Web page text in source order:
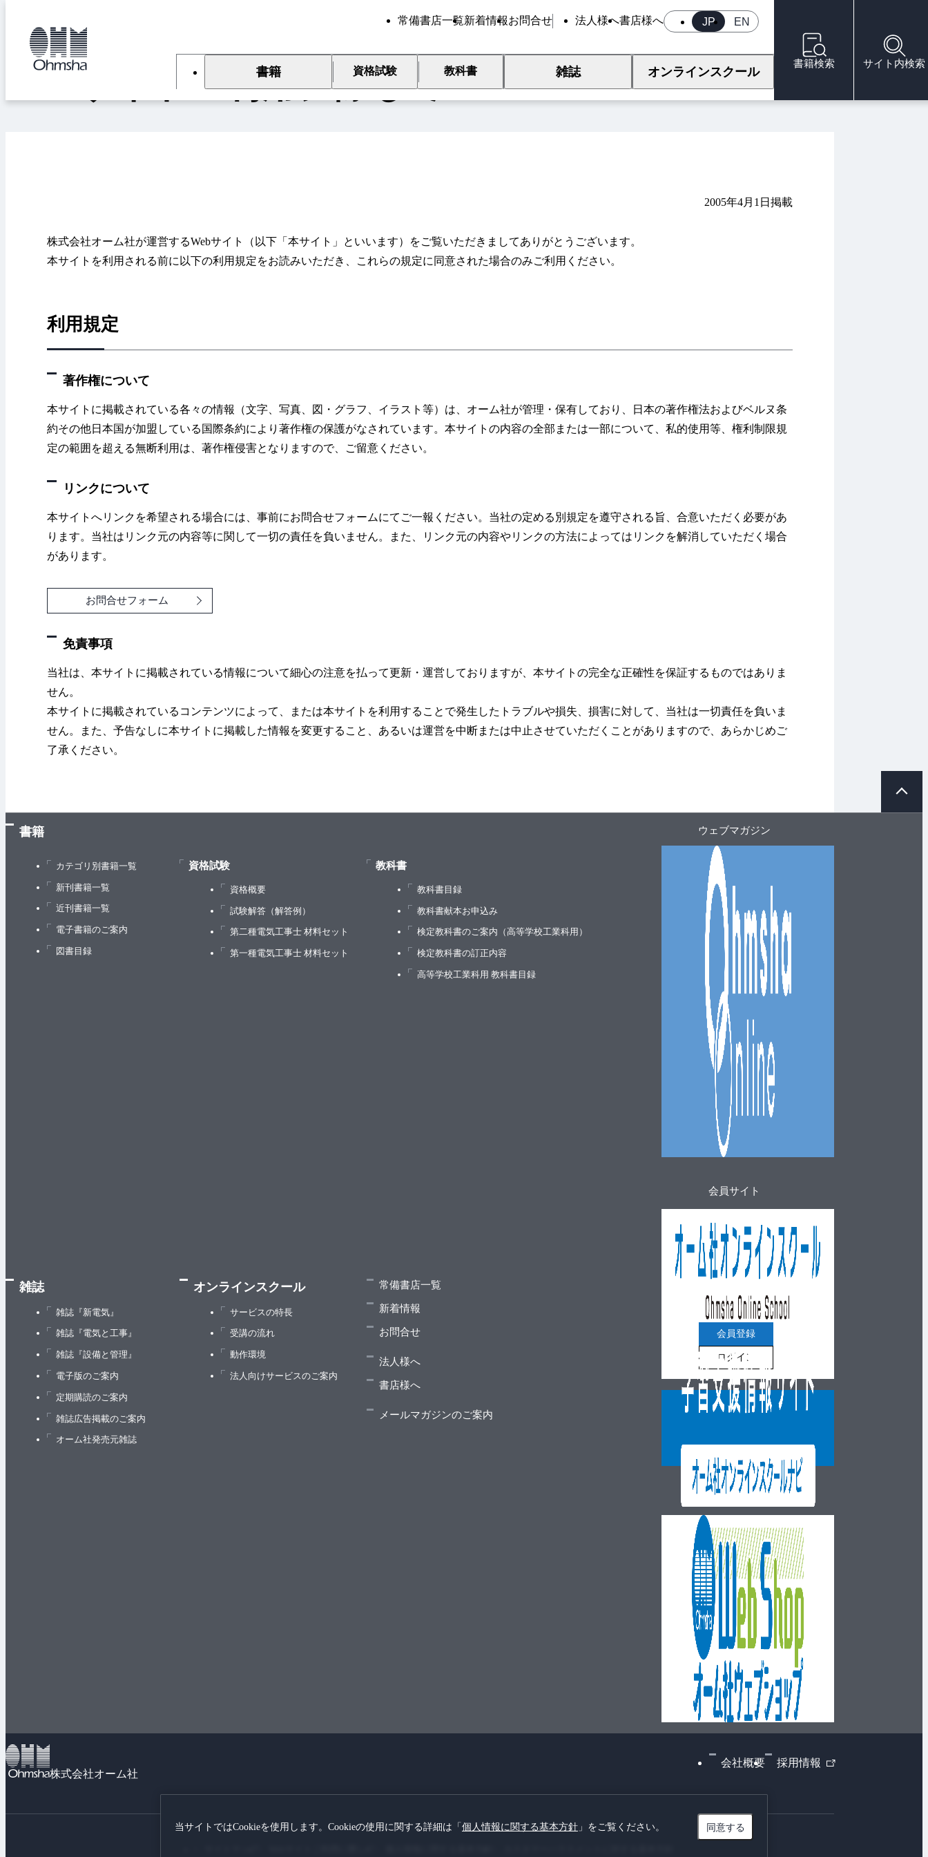
当サイトではCookieを使用します。Cookieの使用に関する詳細は「 個人情報に関する基本方針 」をご覧ください。 同意する
JP EN
常備書店一覧新着情報お問合せ 法人様へ書店様へ
書籍 資格試験 教科書 雑誌 オンラインスクール
書籍検索 サイト内検索
Webサイトご利用に際して
2005年4月1日掲載
株式会社オーム社が運営するWebサイト（以下「本サイト」といいます）をご覧いただきましてありがとうございます。
本サイトを利用される前に以下の利用規定をお読みいただき、これらの規定に同意された場合のみご利用ください。
利用規定
著作権について
本サイトに掲載されている各々の情報（文字、写真、図・グラフ、イラスト等）は、オーム社が管理・保有しており、日本の著作権法およびベルヌ条
約その他日本国が加盟している国際条約により著作権の保護がなされています。本サイトの内容の全部または一部について、私的使用等、権利制限規
定の範囲を超える無断利用は、著作権侵害となりますので、ご留意ください。
リンクについて
本サイトへリンクを希望される場合には、事前にお問合せフォームにてご一報ください。当社の定める別規定を遵守される旨、合意いただく必要があ
ります。当社はリンク元の内容等に関して一切の責任を負いません。また、リンク元の内容やリンクの方法によってはリンクを解消していただく場合
があります。
お問合せフォーム
免責事項
当社は、本サイトに掲載されている情報について細心の注意を払って更新・運営しておりますが、本サイトの完全な正確性を保証するものではありま
せん。
本サイトに掲載されているコンテンツによって、または本サイトを利用することで発生したトラブルや損失、損害に対して、当社は一切責任を負いま
せん。また、予告なしに本サイトに掲載した情報を変更すること、あるいは運営を中断または中止させていただくことがありますので、あらかじめご
了承ください。
書籍
カテゴリ別書籍一覧
新刊書籍一覧
近刊書籍一覧
電子書籍のご案内
図書目録
資格試験
資格概要
試験解答（解答例）
第二種電気工事士 材料セット
第一種電気工事士 材料セット
教科書
教科書目録
教科書献本お申込み
検定教科書のご案内（高等学校工業科用）
検定教科書の訂正内容
高等学校工業科用 教科書目録
雑誌
雑誌『新電気』
雑誌『電気と工事』
雑誌『設備と管理』
電子版のご案内
定期購読のご案内
雑誌広告掲載のご案内
オーム社発売元雑誌
オンラインスクール
サービスの特長
受講の流れ
動作環境
法人向けサービスのご案内
常備書店一覧
新着情報
お問合せ
法人様へ
書店様へ
メールマガジンのご案内
ウェブマガジン
会員サイト
会員登録
ログイン
株式会社オーム社
会社概要 採用情報
外